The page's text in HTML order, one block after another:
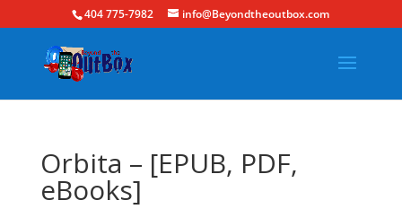
404 775-7982 info@Beyondtheoutbox.com
Orbita – [EPUB, PDF,
eBooks]